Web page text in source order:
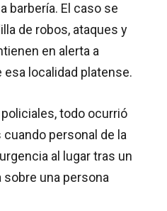
barbería. El caso se
de robos, ataques y
en alerta a
localidad platense.
todo ocurrió
personal de la
al lugar tras un
sobre una persona